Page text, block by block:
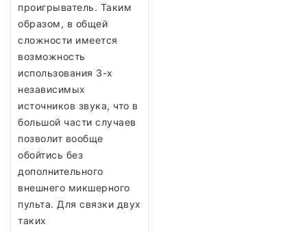
проигрыватель. Таким
образом, в общей
сложности имеется
возможность
использования 3-х
независимых
источников звука, что в
большой части случаев
позволит вообще
обойтись без
дополнительного
внешнего микшерного
пульта. Для связки двух
таких